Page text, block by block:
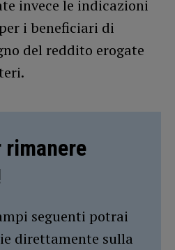
invece le indicazioni
i beneficiari di
del reddito erogate
seguenti potrai
direttamente sulla